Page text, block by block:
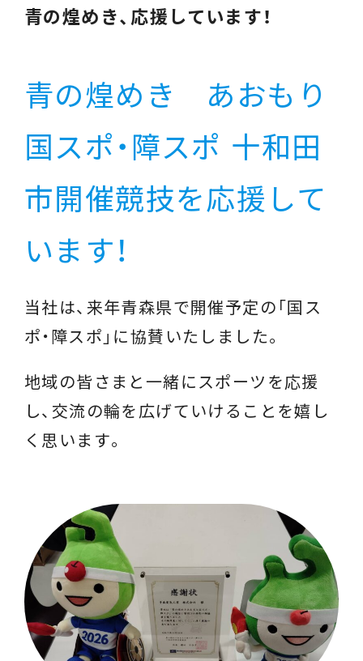
青の煌めき、応援しています！
青の煌めき あおもり
国スポ・障スポ 十和田
市開催競技を応援して
います！
当社は、来年青森県で開催予定の「国ス
ポ・障スポ」に協賛いたしました。
地域の皆さまと一緒にスポーツを応援
し、交流の輪を広げていけることを嬉し
く思います。